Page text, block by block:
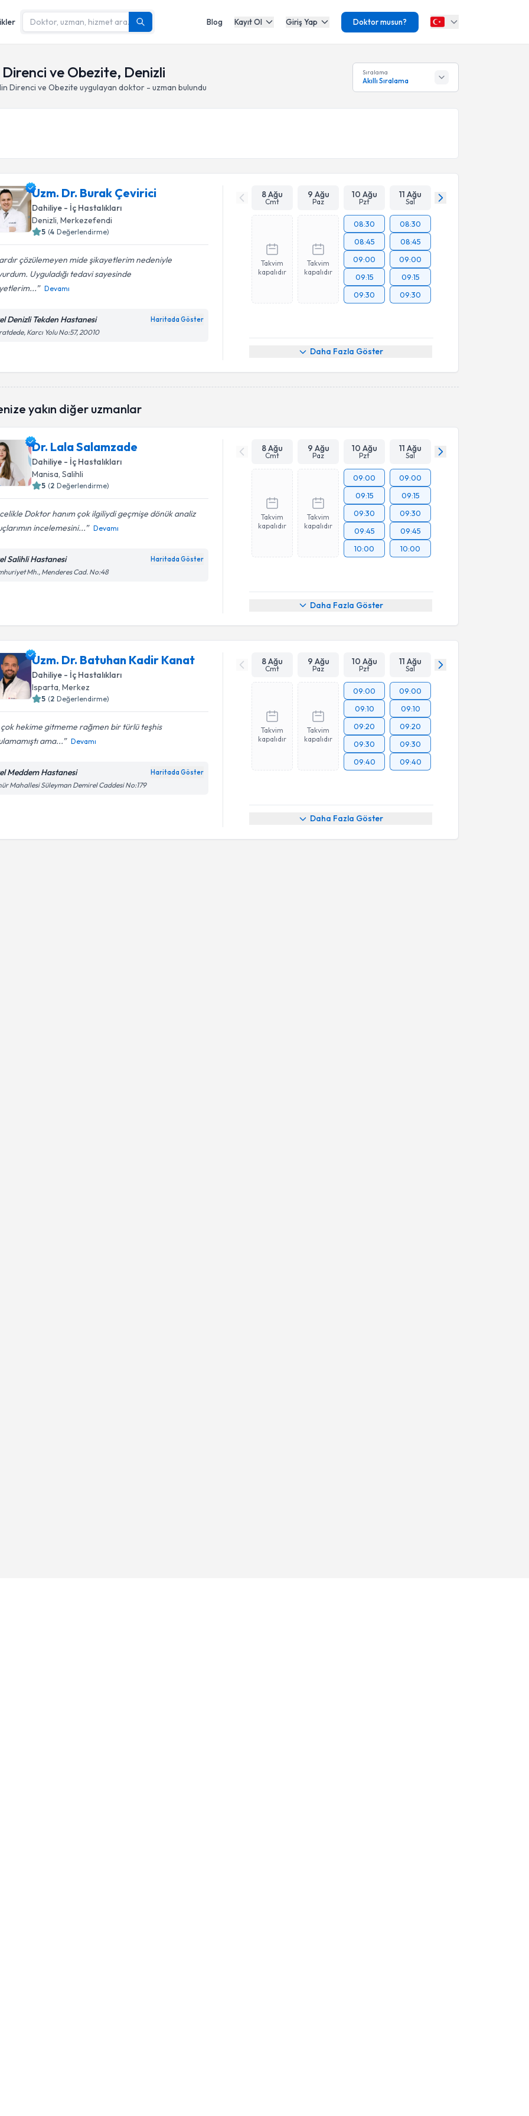
Blog Kayıt Ol Giriş Yap Doktor musun?
ve Obezite, Denizli
Direnci ve Obezite uygulayan doktor - uzman bulundu
Sıralama
Akıllı Sıralama
Uzm. Dr. Burak Çevirici
Dahiliye - İç Hastalıkları
Denizli, Merkezefendi
5 (4 Değerlendirme)
çözülemeyen mide şikayetlerim nedeniyle
Uyguladığı tedavi sayesinde
Devamı
Denizli Tekden Hastanesi Haritada Göster
Karcı Yolu No:57, 20010
8 Ağu
Cmt
9 Ağu
Paz
10 Ağu
Pzt
11 Ağu
Sal
Takvim
kapalıdır
Takvim
kapalıdır
08:30
08:45
09:00
09:15
09:30
08:30
08:45
09:00
09:15
09:30
Daha Fazla Göster
yakın diğer uzmanlar
Dr. Lala Salamzade
Dahiliye - İç Hastalıkları
Manisa , Salihli
5 (2 Değerlendirme)
Doktor hanım çok ilgiliydi geçmişe dönük analiz
incelemesini...
Devamı
Salihli Hastanesi Haritada Göster
Mh., Menderes Cad. No:48
8 Ağu
Cmt
9 Ağu
Paz
10 Ağu
Pzt
11 Ağu
Sal
Takvim
kapalıdır
Takvim
kapalıdır
09:00
09:15
09:30
09:45
10:00
09:00
09:15
09:30
09:45
10:00
Daha Fazla Göster
Uzm. Dr. Batuhan Kadir Kanat
Dahiliye - İç Hastalıkları
Isparta, Merkez
5 (2 Değerlendirme)
hekime gitmeme rağmen bir türlü teşhis
ama...
Devamı
Meddem Hastanesi Haritada Göster
Mahallesi Süleyman Demirel Caddesi No:179
8 Ağu
Cmt
9 Ağu
Paz
10 Ağu
Pzt
11 Ağu
Sal
Takvim
kapalıdır
Takvim
kapalıdır
09:00
09:10
09:20
09:30
09:40
09:00
09:10
09:20
09:30
09:40
Daha Fazla Göster